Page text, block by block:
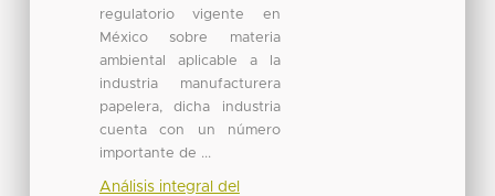
regulatorio vigente en
México sobre materia
ambiental aplicable a la
industria manufacturera
papelera, dicha industria
cuenta con un número
importante de ...
Análisis integral del